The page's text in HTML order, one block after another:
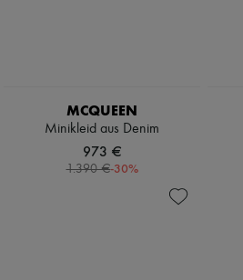
MCQUEEN
Minikleid aus Denim
973 €
1.390 €-30%